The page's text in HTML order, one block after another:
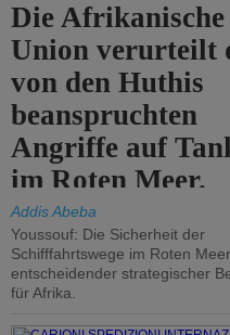
Die Afrikanische
Union verurteilt
von den Huthis
beanspruchten
Angriffe auf
im Roten Meer.
Addis Abeba
Youssouf: Die Sicherheit der
Schifffahrtswege im Roten
entscheidender strategischer
für Afrika.